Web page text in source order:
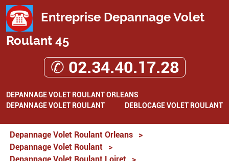
Entreprise Depannage Volet
Roulant 45
✆ 02.34.40.17.28
DEPANNAGE VOLET ROULANT ORLEANS
DEPANNAGE VOLET ROULANT
DEBLOCAGE VOLET ROULANT
Depannage Volet Roulant Orleans
>
Depannage Volet Roulant
>